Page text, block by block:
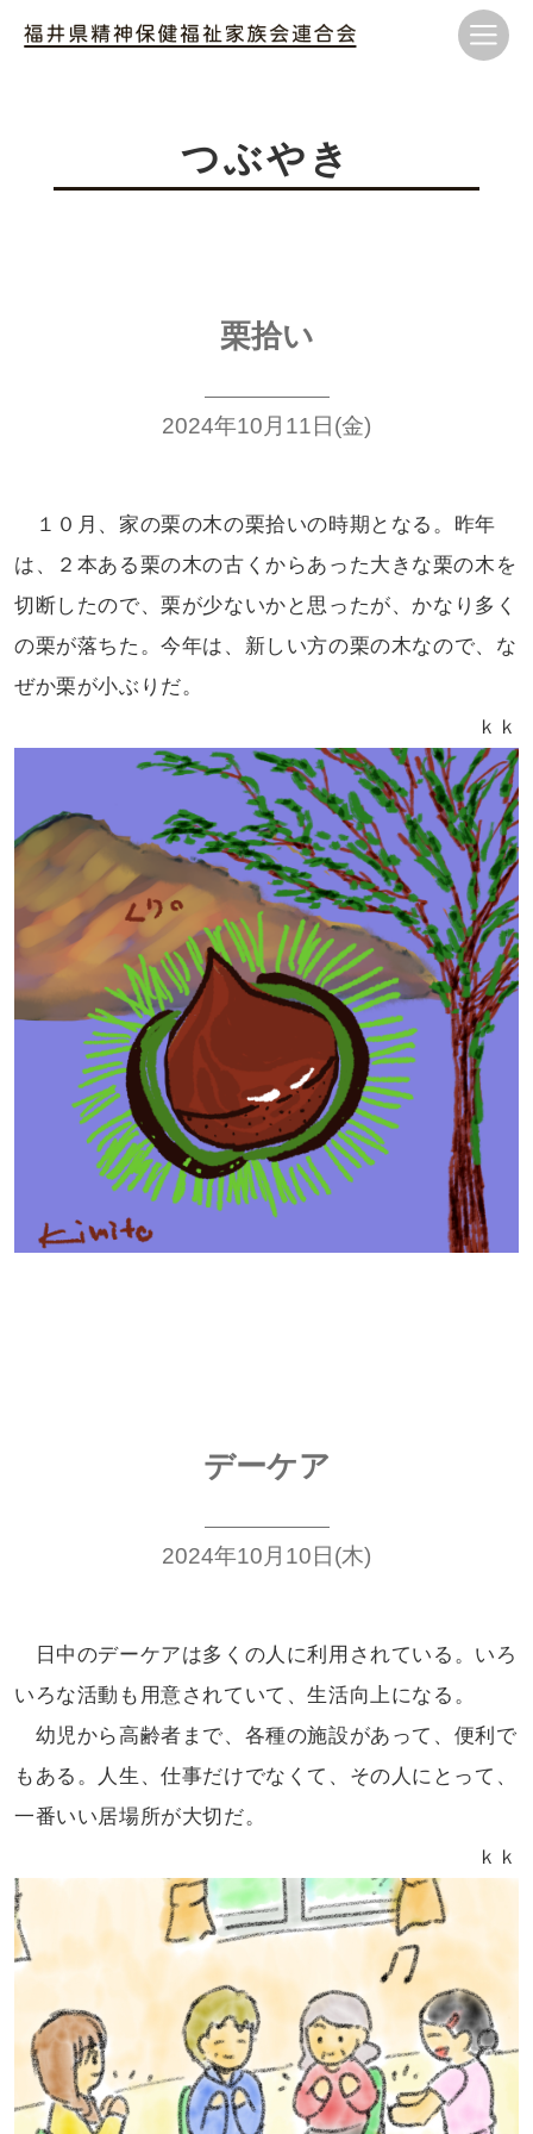
つぶやき
栗拾い
2024年10月11日(金)
１０月、家の栗の木の栗拾いの時期となる。昨年
は、２本ある栗の木の古くからあった大きな栗の木を
切断したので、栗が少ないかと思ったが、かなり 多く
の栗が落ちた。今年は、新しい方の栗の木なので、な
ぜか栗が小ぶりだ。
ｋｋ
デーケア
2024年10月10日(木)
日中のデーケアは多くの人に利用されている。いろ
いろな活動も 用意されていて、生活向上になる。
幼児から高齢者まで、各種の施設があって、便利で
もある。人生、仕事だけでなくて、その人にとって、
一番いい居場所が大切だ。
ｋｋ